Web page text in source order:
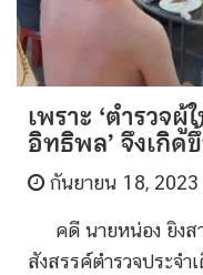
เพราะ ‘ตำรวจ
อิทธิพล’ จึงเกิด
กันยายน 18, 2023
คดี นายหน่อง ยิงสา
สังสรรค์ตำรวจประจ